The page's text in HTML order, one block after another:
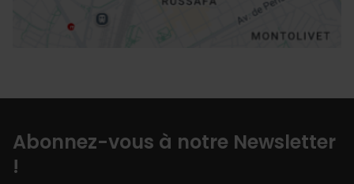
Abonnez-vous à notre Newsletter
!